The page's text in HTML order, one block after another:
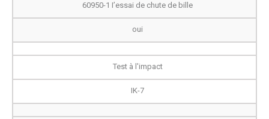
60950-1 I’essai de chute de bille
oui
Test à l'impact
IK-7